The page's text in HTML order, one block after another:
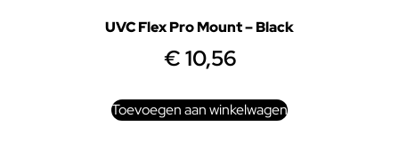
UVC Flex Pro Mount – Black
€10,56
Toevoegen aan winkelwagen